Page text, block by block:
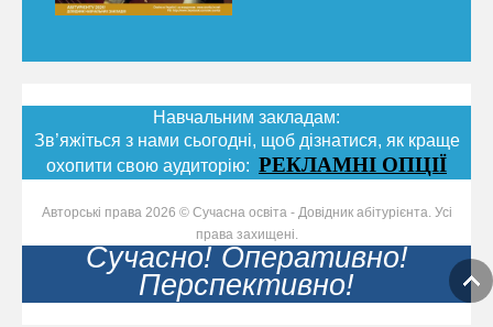
Навчальним закладам:
Зв’яжіться з нами сьогодні, щоб дізнатися, як краще
охопити свою аудиторію: РЕКЛАМНІ ОПЦІЇ
Авторські права 2026 © Сучасна освіта - Довідник абітурієнта. Усі
права захищені.
Сучасно! Оперативно!
Перспективно!